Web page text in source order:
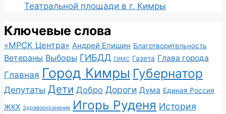
Театральной площади в г. Кимры
Ключевые слова
«МРСК Центра» Андрей Епишин Благотворительность
Ветераны Выборы ГИБДД ГИМС Газета Глава города
Главная Город Кимры Губернатор
Депутаты Дети Добро Дороги Дума Единая Россия
ЖКХ Здравоохранение Игорь Руденя История